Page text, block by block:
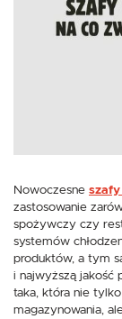
Nowoczesne szafy
zastosowanie
spożywczy czy
systemów
produktów, a tym
i najwyższą jakość
taka, która nie
magazynowania,
korzystania z
Twoich
personalizacyjne
Analityczne pliki
Cookies analityczne
zanonimizowanej.
dostępność
Dzięki reklamowym
informacje i
Promocyjne pliki
na podstawie
dotyczących
pojawić się na
partnerami oraz
pośredników